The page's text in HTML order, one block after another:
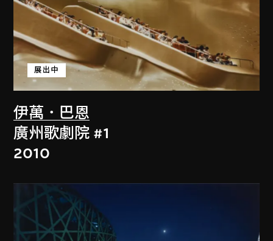
伊萬．巴恩
展出中
廣州歌劇院 #1
2010